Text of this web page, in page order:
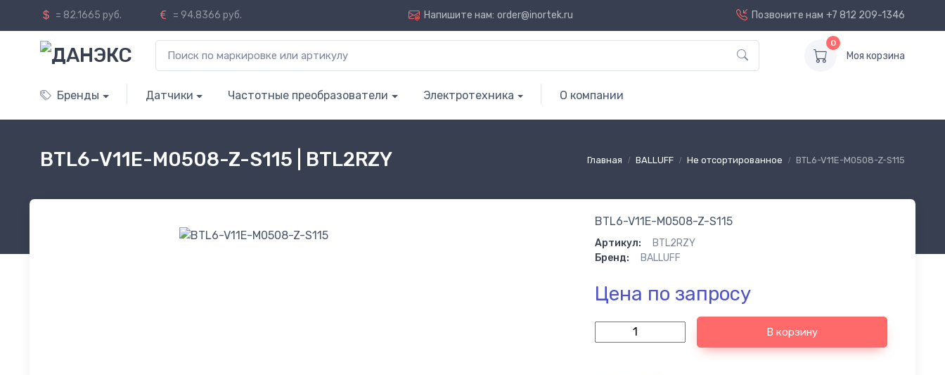
= 82.1665 руб. = 94.8366 руб. Напишите нам: order@inortek.ru Позвоните нам +7 812 209-1346
0
Моя корзина
Бренды Датчики Частотные преобразователи Электротехника О компании
Главная BALLUFF Не отсортированное BTL6-V11E-M0508-Z-S115
BTL6-V11E-M0508-Z-S115 | BTL2RZY
BTL6-V11E-M0508-Z-S115
Артикул:
BTL2RZY
Бренд:
BALLUFF
Цена по запросу
В корзину